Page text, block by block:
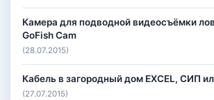
Камера для подводной видеосъёмки
GoFish Cam
(28.07.2015)
Кабель в загородный дом EXCEL, СИП
(27.07.2015)